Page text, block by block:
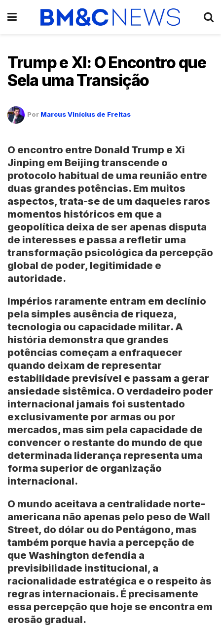
Trump e XI: O Encontro que
Sela uma Transição
Por Marcus Vinícius de Freitas
O encontro entre Donald Trump e Xi
Jinping em Beijing transcende o
protocolo habitual de uma reunião entre
duas grandes potências. Em muitos
aspectos, trata-se de um daqueles raros
momentos históricos em que a
geopolítica deixa de ser apenas disputa
de interesses e passa a refletir uma
transformação psicológica da percepção
global de poder, legitimidade e
autoridade.
Impérios raramente entram em declínio
pela simples ausência de riqueza,
tecnologia ou capacidade militar. A
história demonstra que grandes
potências começam a enfraquecer
quando deixam de representar
estabilidade previsível e passam a gerar
ansiedade sistêmica. O verdadeiro poder
internacional jamais foi sustentado
exclusivamente por armas ou por
mercados, mas sim pela capacidade de
convencer o restante do mundo de que
determinada liderança representa uma
forma superior de organização
internacional.
O mundo aceitava a centralidade norte-
americana não apenas pelo peso de Wall
Street, do dólar ou do Pentágono, mas
também porque havia a percepção de
que Washington defendia a
previsibilidade institucional, a
racionalidade estratégica e o respeito às
regras internacionais. É precisamente
essa percepção que hoje se encontra em
erosão gradual.